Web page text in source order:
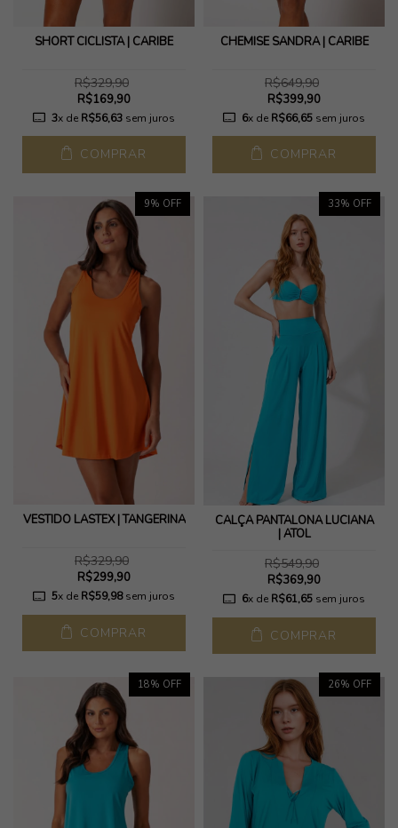
SHORT CICLISTA | CARIBE
R$329,90
R$169,90
3x de R$56,63sem juros
COMPRAR
CHEMISE SANDRA | CARIBE
R$649,90
R$399,90
6x de R$66,65sem juros
COMPRAR
9% OFF
VESTIDO LASTEX | TANGERINA
R$329,90
R$299,90
5x de R$59,98sem juros
COMPRAR
33% OFF
CALÇA PANTALONA LUCIANA
| ATOL
R$549,90
R$369,90
6x de R$61,65sem juros
COMPRAR
18% OFF 26% OFF